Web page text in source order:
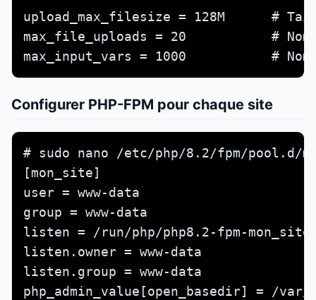
upload_max_filesize = 128M      #
max_file_uploads = 20           #
max_input_vars = 1000           #
Configurer PHP-FPM pour chaque site
# sudo nano /etc/php/8.2/fpm/pool.d/
[mon_site]
user = www-data
group = www-data
listen = /run/php/php8.2-fpm-
listen.owner = www-data
listen.group = www-data
php_admin_value[open_basedir] = /var/